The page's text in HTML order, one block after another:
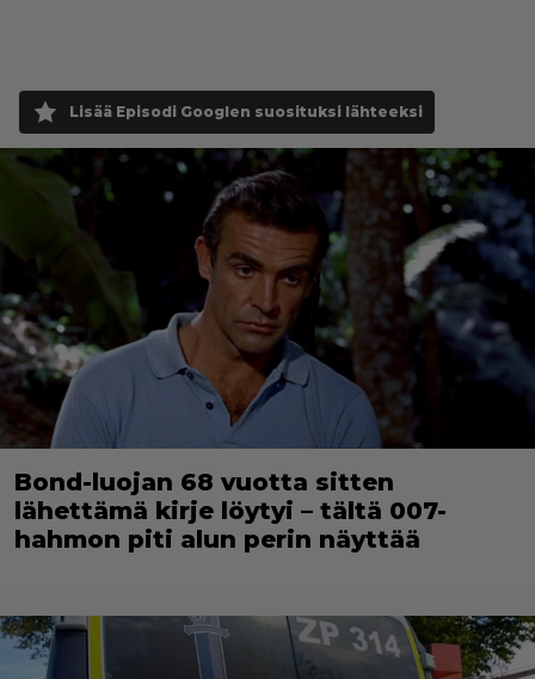
Lisää Episodi Googlen suosituksi lähteeksi
Bond-luojan 68 vuotta sitten
lähettämä kirje löytyi – tältä 007-
hahmon piti alun perin näyttää